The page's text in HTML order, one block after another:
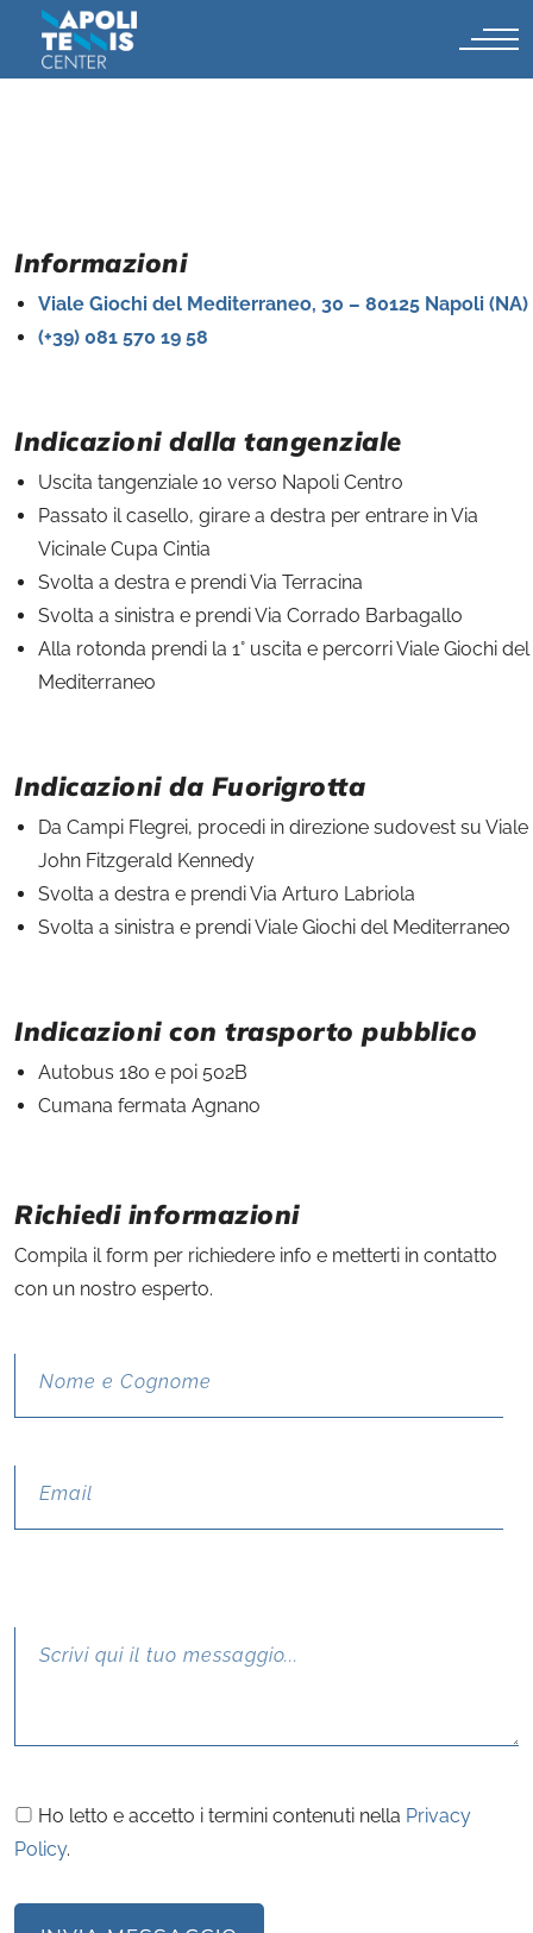
Informazioni
Viale Giochi del Mediterraneo, 30 – 80125 Napoli (NA)
(+39) 081 570 19 58
Indicazioni dalla tangenziale
Uscita tangenziale 10 verso Napoli Centro
Passato il casello, girare a destra per entrare in Via
Vicinale Cupa Cintia
Svolta a destra e prendi Via Terracina
Svolta a sinistra e prendi Via Corrado Barbagallo
Alla rotonda prendi la 1° uscita e percorri Viale Giochi del
Mediterraneo
Indicazioni da Fuorigrotta
Da Campi Flegrei, procedi in direzione sudovest su Viale
John Fitzgerald Kennedy
Svolta a destra e prendi Via Arturo Labriola
Svolta a sinistra e prendi Viale Giochi del Mediterraneo
Indicazioni con trasporto pubblico
Autobus 180 e poi 502B
Cumana fermata Agnano
Richiedi informazioni
Compila il form per richiedere info e metterti in contatto
con un nostro esperto.
Ho letto e accetto i termini contenuti nella Privacy
Policy.